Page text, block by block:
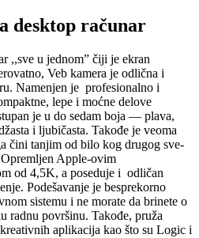
desktop računar
,,sve u jednom” čiji je ekran
Veb kamera je odlična i
Namenjen je profesionalno i
lepe i moćne delove
je u do sedam boja — plava,
i ljubičasta. Takođe je veoma
čini tanjim od bilo kog drugog sve-
Apple-ovim
od 4,5K, a poseduje i odličan
Podešavanje je besprekorno
sistemu i ne morate da brinete o
radnu površinu. Takođe, pruža
aplikacija kao što su Logic i